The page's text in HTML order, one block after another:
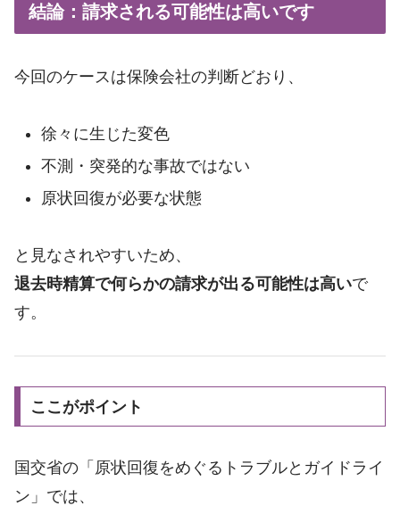
結論：請求される可能性は高いです
今回のケースは保険会社の判断どおり、
徐々に生じた変色
不測・突発的な事故ではない
原状回復が必要な状態
と見なされやすいため、
退去時精算で何らかの請求が出る可能性は高いで
す。
ここがポイント
国交省の「原状回復をめぐるトラブルとガイドライ
ン」では、